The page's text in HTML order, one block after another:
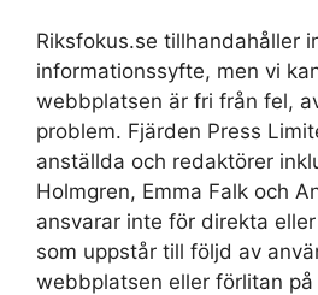
Riksfokus.se tillhandahåller
informationssyfte, men vi
webbplatsen är fri från fel,
problem. Fjärden Press
anställda och redaktörer
Holmgren, Emma Falk och
ansvarar inte för direkta
som uppstår till följd av
webbplatsen eller förlitan